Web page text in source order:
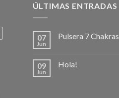
ÚLTIMAS ENTRADAS
07
Jun
Pulsera 7 Chakras
09
Jun
Hola!